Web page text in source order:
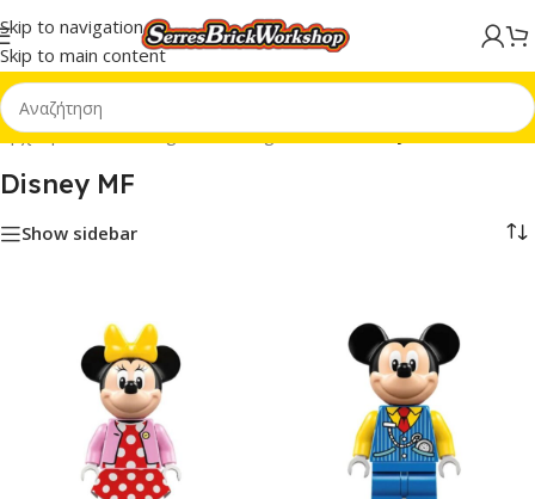
Skip to navigation
Skip to main content
Αρχική σελίδα/Minifigures/Minifigures MF/Disney MF
Disney MF
Show sidebar